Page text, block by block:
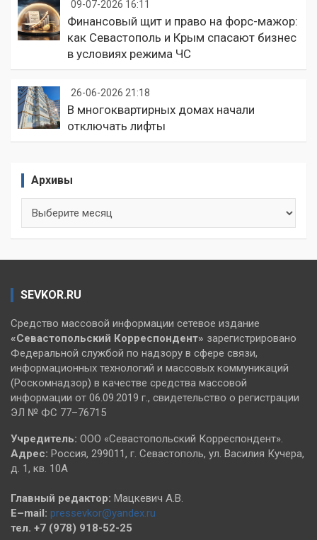
09-07-2026 16:11
Финансовый щит и право на форс-мажор:
как Севастополь и Крым спасают бизнес
в условиях режима ЧС
26-06-2026 21:18
В многоквартирных домах начали
отключать лифты
Архивы
SEVKOR.RU
Средство массовой информации сетевое издание
«Севастопольский Корреспондент» зарегистрировано
Федеральной службой по надзору в сфере связи,
информационных технологий и массовых коммуникаций
(Роскомнадзор) в качестве средства массовой
информации от 06.09.2019 г., свидетельство о регистрации
ЭЛ № ФС 77–76715
Учредитель: ООО «Севастопольский Корреспондент».
Адрес: Россия, 299011, г. Севастополь, ул. Василия Кучера,
д. 1, кв. 10А
Главный редактор: Мацкевич А.В.
E–mail: pressevkor@yandex.ru
тел. +7 (978) 918-52-25